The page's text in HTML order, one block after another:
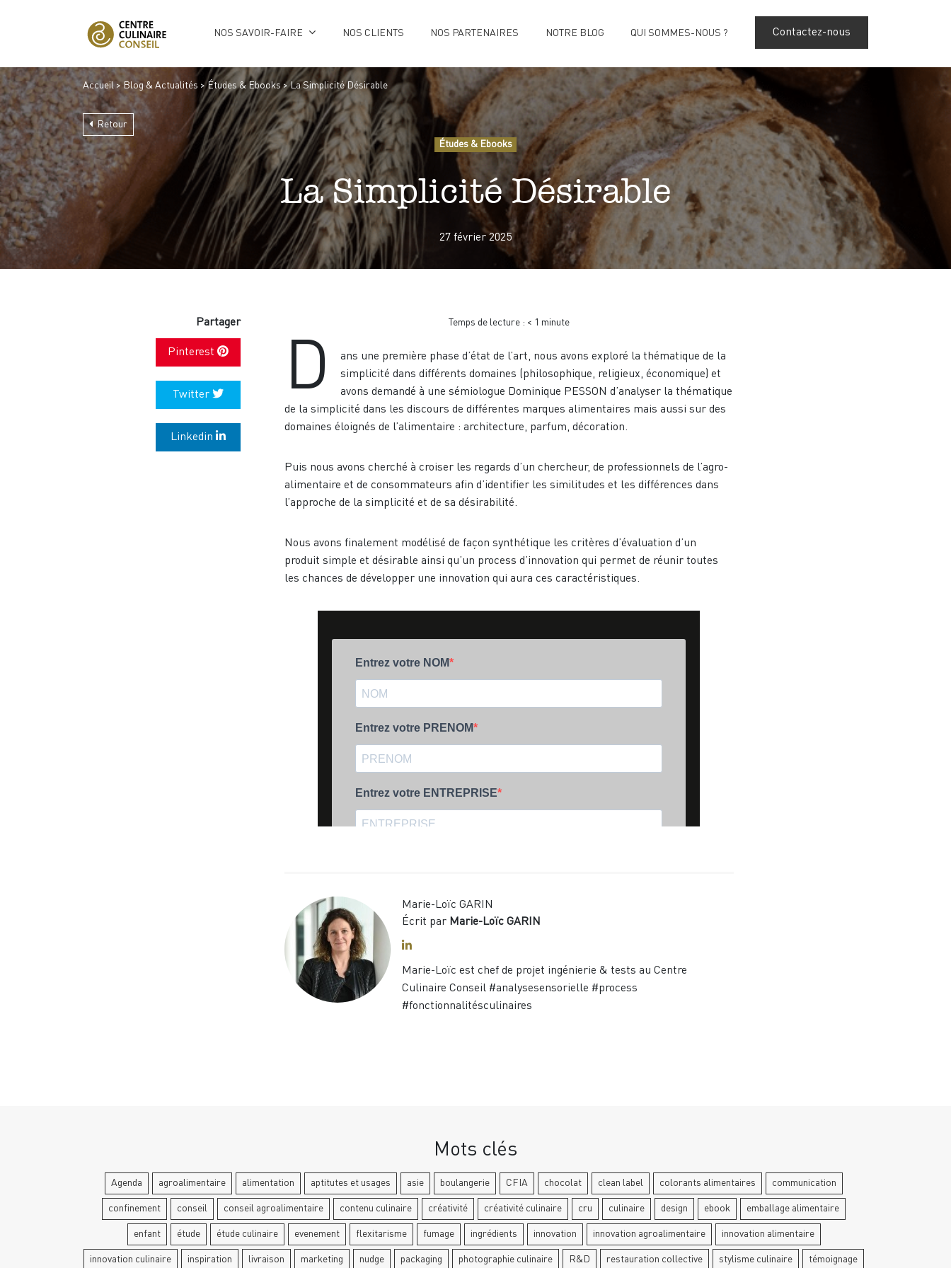
NOS SAVOIR-FAIRE NOS CLIENTS NOS PARTENAIRES NOTRE BLOG QUI SOMMES-NOUS ? Contactez-nous
Accueil>Blog & Actualités >Études & Ebooks>La Simplicité Désirable
Retour
Études & Ebooks
La Simplicité Désirable
27 février 2025
Partager
Pinterest
Twitter
Linkedin
Temps de lecture : < 1 minute
D
ans une première phase d’état de l’art, nous avons exploré la thématique de la
simplicité dans différents domaines (philosophique, religieux, économique) et
avons demandé à une sémiologue Dominique PESSON d’analyser la thématique
de la simplicité dans les discours de différentes marques alimentaires mais aussi sur des
domaines éloignés de l’alimentaire : architecture, parfum, décoration.
Puis nous avons cherché à croiser les regards d’un chercheur, de professionnels de l’agro-
alimentaire et de consommateurs afin d’identifier les similitudes et les différences dans
l’approche de la simplicité et de sa désirabilité.
Nous avons finalement modélisé de façon synthétique les critères d’évaluation d’un
produit simple et désirable ainsi qu’un process d’innovation qui permet de réunir toutes
les chances de développer une innovation qui aura ces caractéristiques.
Marie-Loïc GARIN
Écrit par Marie-Loïc GARIN
Marie-Loïc est chef de projet ingénierie & tests au Centre
Culinaire Conseil #analysesensorielle #process
#fonctionnalitésculinaires
Mots clés
Agenda agroalimentaire alimentation aptitutes et usages asie boulangerie CFIA chocolat clean label colorants alimentaires communication
confinement conseil conseil agroalimentaire contenu culinaire créativité créativité culinaire cru culinaire design ebook emballage alimentaire
enfant étude étude culinaire evenement flexitarisme fumage ingrédients innovation innovation agroalimentaire innovation alimentaire
innovation culinaire inspiration livraison marketing nudge packaging photographie culinaire R&D restauration collective stylisme culinaire témoignage